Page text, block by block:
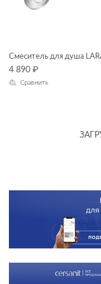
Смеситель для душа
4 890 ₽
Сравнить